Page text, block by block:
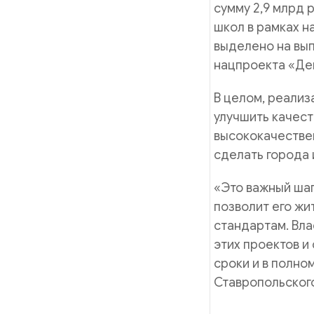
сумму 2,9 млрд
школ в рамках
выделено на
нацпроекта
В целом,
улучшить
сделать
«Это важный
позволит его
стандартам.
этих проектов
сроки и в